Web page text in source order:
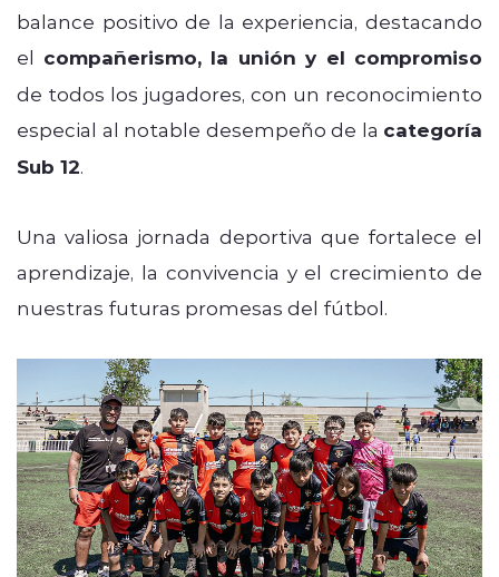
balance positivo de la experiencia, destacando
el compañerismo, la unión y el compromiso
de todos los jugadores, con un reconocimiento
especial al notable desempeño de la categoría
Sub 12.
Una valiosa jornada deportiva que fortalece el
aprendizaje, la convivencia y el crecimiento de
nuestras futuras promesas del fútbol.